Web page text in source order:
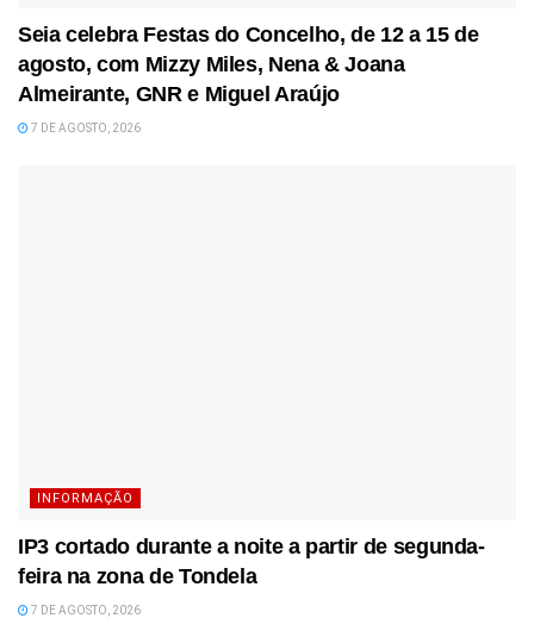
Seia celebra Festas do Concelho, de 12 a 15 de
agosto, com Mizzy Miles, Nena & Joana
Almeirante, GNR e Miguel Araújo
7 DE AGOSTO, 2026
INFORMAÇÃO
IP3 cortado durante a noite a partir de segunda-
feira na zona de Tondela
7 DE AGOSTO, 2026